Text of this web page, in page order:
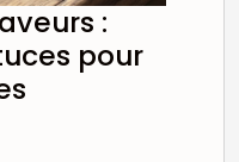
:
pour